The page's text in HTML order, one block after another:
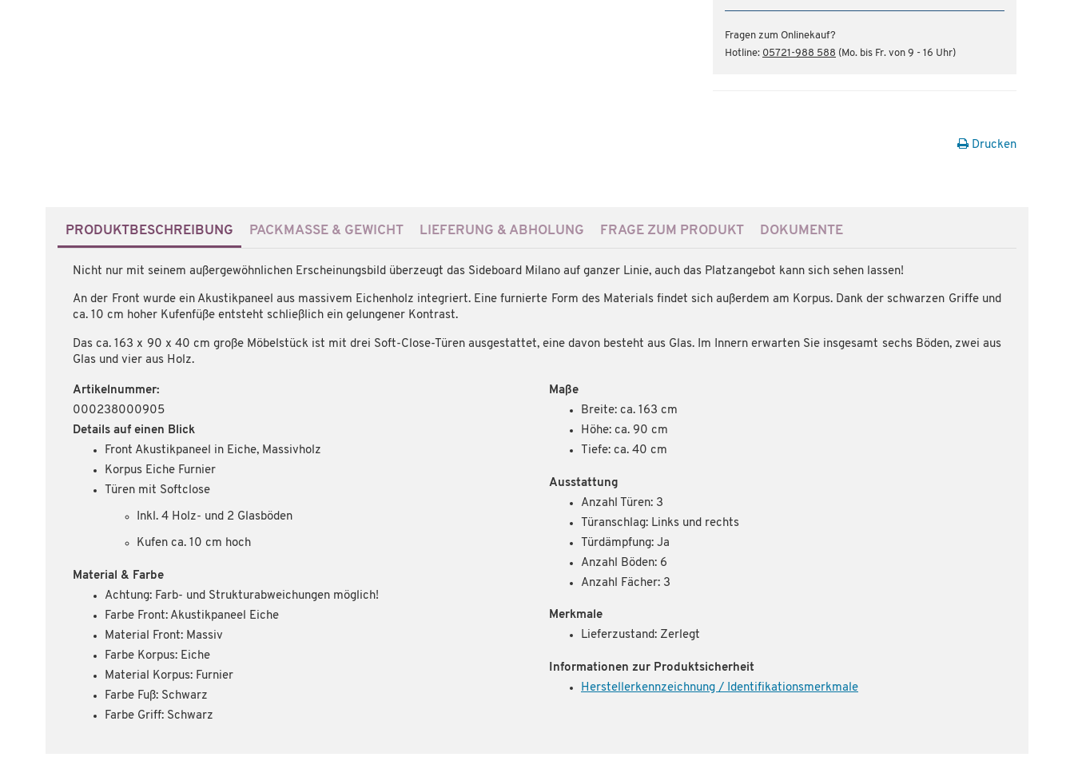
Fragen zum Onlinekauf?
Hotline: 05721-988 588 (Mo. bis Fr. von 9 - 16 Uhr)
Drucken
PRODUKTBESCHREIBUNG PACKMASSE & GEWICHT LIEFERUNG & ABHOLUNG FRAGE ZUM PRODUKT DOKUMENTE
Nicht nur mit seinem außergewöhnlichen Erscheinungsbild überzeugt das Sideboard Milano auf ganzer Linie, auch das Platzangebot kann sich sehen lassen!
An der Front wurde ein Akustikpaneel aus massivem Eichenholz integriert. Eine furnierte Form des Materials findet sich außerdem am Korpus. Dank der schwarzen Griffe und
ca. 10 cm hoher Kufenfüße entsteht schließlich ein gelungener Kontrast.
Das ca. 163 x 90 x 40 cm große Möbelstück ist mit drei Soft-Close-Türen ausgestattet, eine davon besteht aus Glas. Im Innern erwarten Sie insgesamt sechs Böden, zwei aus
Glas und vier aus Holz.
Artikelnummer:
000238000905
Details auf einen Blick
Front Akustikpaneel in Eiche, Massivholz
Korpus Eiche Furnier
Türen mit Softclose
Inkl. 4 Holz- und 2 Glasböden
Kufen ca. 10 cm hoch
Material & Farbe
Achtung: Farb- und Strukturabweichungen möglich!
Farbe Front: Akustikpaneel Eiche
Material Front: Massiv
Farbe Korpus: Eiche
Material Korpus: Furnier
Farbe Fuß: Schwarz
Farbe Griff: Schwarz
Maße
Breite: ca. 163 cm
Höhe: ca. 90 cm
Tiefe: ca. 40 cm
Ausstattung
Anzahl Türen: 3
Türanschlag: Links und rechts
Türdämpfung: Ja
Anzahl Böden: 6
Anzahl Fächer: 3
Merkmale
Lieferzustand: Zerlegt
Informationen zur Produktsicherheit
Herstellerkennzeichnung / Identifikationsmerkmale